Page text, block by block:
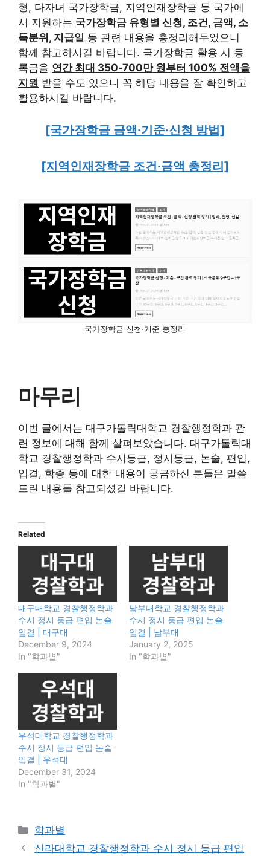
형, 다자녀 국가장학금, 지역인재장학금 등 국가에
서 지원하는 국가장학금 유형별 신청, 조건, 금액, 소
득분위, 지급일 등 관련 내용을 총정리해두었으니
함께 참고하시길 바랍니다. 국가장학금 활용 시 등
록금을 연간 최대 350-700만 원부터 100% 전액을
지원 받을 수도 있으니 꼭 해당 내용을 잘 확인하고
활용하시길 바랍니다.
[국가장학금 금액·기준·신청 방법]
[지역인재장학금 조건·금액 총정리]
국가장학금 신청·기준 총정리
마무리
이번 글에서는 대구가톨릭대학교 경찰행정학과 관
련 정보에 대해 함께 살펴보았습니다. 대구가톨릭대
학교 경찰행정학과 수시등급, 정시등급, 논술, 편입,
입결, 학종 등에 대한 내용이 궁금하신 분들은 말씀
드린 내용들 참고되셨길 바랍니다.
Related
대구대학교 경찰행정학과
수시 정시 등급 편입 논술
입결 | 대구대
December 9, 2024
In "학과별"
남부대학교 경찰행정학과
수시 정시 등급 편입 논술
입결 | 남부대
January 2, 2025
In "학과별"
우석대학교 경찰행정학과
수시 정시 등급 편입 논술
입결 | 우석대
December 31, 2024
In "학과별"
Categories
학과별
신라대학교 경찰행정학과 수시 정시 등급 편입